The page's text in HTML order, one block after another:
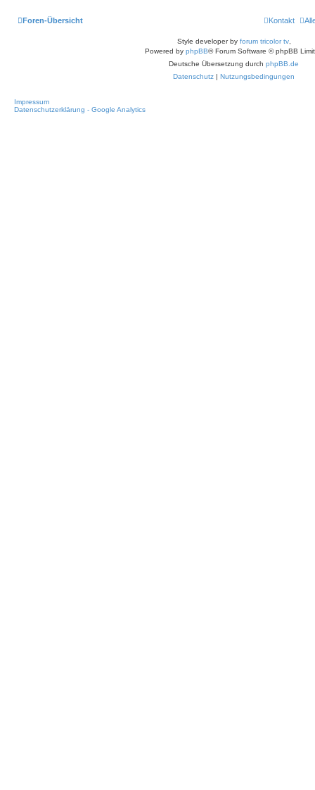
Foren-Übersicht Kontakt
Style developer by forum tricolor tv,
Powered by phpBB® Forum Software © phpBB
Deutsche Übersetzung durch phpBB.de
Datenschutz | Nutzungsbedingungen
Impressum
Datenschutzerklärung - Google Analytics